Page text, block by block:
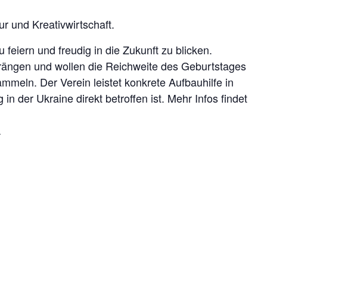
und Kreativwirtschaft.
und freudig in die Zukunft zu blicken.
und wollen die Reichweite des Geburtstages
Der Verein leistet konkrete Aufbauhilfe in
der Ukraine direkt betroffen ist. Mehr Infos findet